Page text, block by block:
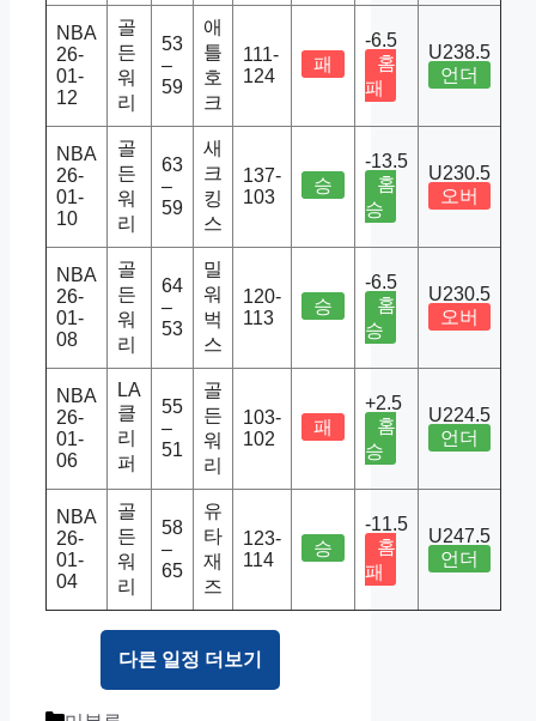
NBA
26-
01-
12
골
든
워
리
53
–
59
애
틀
호
크
111-
124
패
-6.5
홈
패
U238.5
언더
NBA
26-
01-
10
골
든
워
리
63
–
59
새
크
킹
스
137-
103
승
-13.5
홈
승
U230.5
오버
NBA
26-
01-
08
골
든
워
리
64
–
53
밀
워
벅
스
120-
113
승
-6.5
홈
승
U230.5
오버
NBA
26-
01-
06
LA
클
리
퍼
55
–
51
골
든
워
리
103-
102
패
+2.5
홈
승
U224.5
언더
NBA
26-
01-
04
골
든
워
리
58
–
65
유
타
재
즈
123-
114
승
-11.5
홈
패
U247.5
언더
다른 일정 더보기